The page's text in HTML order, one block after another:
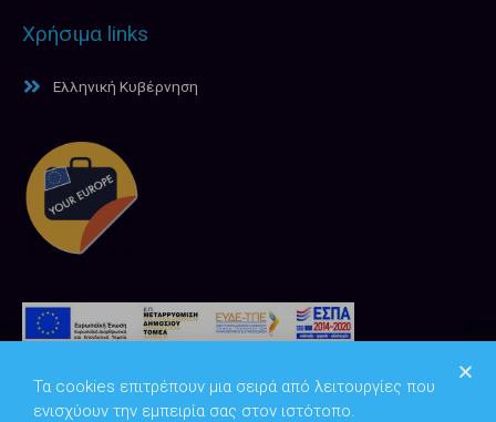
Χρήσιμα links
Ελληνική Κυβέρνηση
Τα cookies επιτρέπουν μια σειρά από λειτουργίες που
ενισχύουν την εμπειρία σας στον ιστότοπο.